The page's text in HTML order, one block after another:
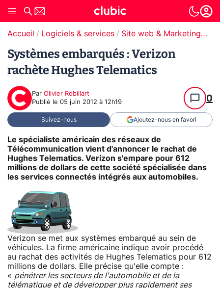
Accueil Logiciels & services Site web & Marketing Digital
Systèmes embarqués : Verizon
rachète Hughes Telematics
Par Olivier Robillart
Publié le 05 juin 2012 à 12h19 0
Suivez-nous Ajoutez-nous en favori
Le spécialiste américain des réseaux de
Télécommunication vient d'annoncer le rachat de
Hughes Telematics. Verizon s'empare pour 612
millions de dollars de cette société spécialisée dans
les services connectés intégrés aux automobiles.
Verizon se met aux systèmes embarqué au sein de
véhicules. La firme américaine indique avoir procédé
au rachat des activités de Hughes Telematics pour 612
millions de dollars. Elle précise qu'elle compte :
« pénétrer les secteurs de l'automobile et de la
télématique et de développer plus rapidement ses